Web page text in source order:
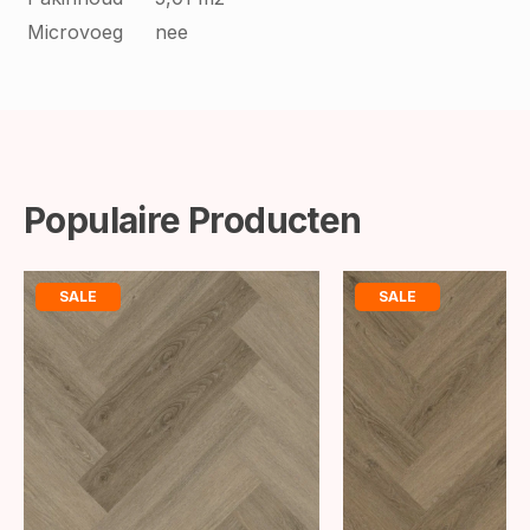
Microvoeg
nee
Populaire Producten
SALE SALE